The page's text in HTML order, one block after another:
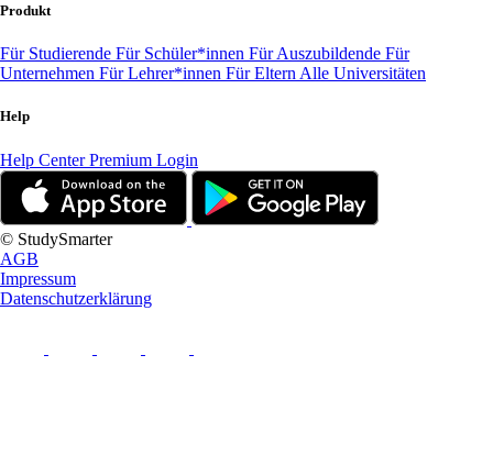
Produkt
Für Studierende Für Schüler*innen Für Auszubildende Für
Unternehmen Für Lehrer*innen Für Eltern Alle Universitäten
Help
Help CenterPremium Login
© StudySmarter
AGB
Impressum
Datenschutzerklärung